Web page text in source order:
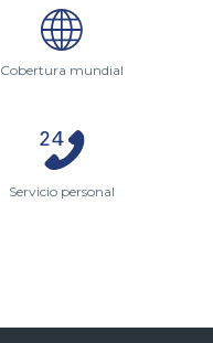
Cobertura mundial
Servicio personal